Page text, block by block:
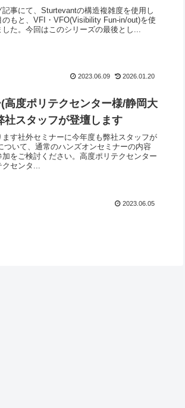
事にて、Sturtevantの構造複雑度を使用し
もと、VFI・VFO(Visibility Fun-in/out)を使
た。今回はこのシリーズの最後とし...
2023.06.09 2026.01.20
高度ポリテクセンター様/静岡大
社スタッフが登壇します
す社外セミナーに今年度も弊社スタッフが
ついて、通常のハンズオンセミナーの内容
をご検討ください。高度ポリテクセンター
クセンタ...
2023.06.05